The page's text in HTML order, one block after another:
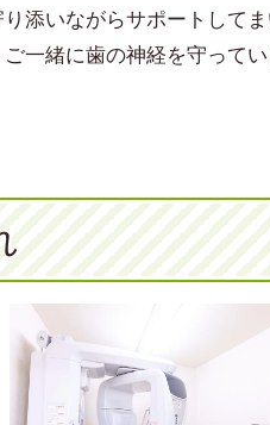
添いながらサポートしてま
一緒に歯の神経を守って